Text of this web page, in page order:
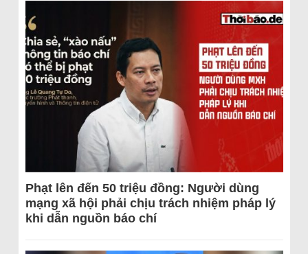
Phạt lên đến 50 triệu đồng: Người dùng
mạng xã hội phải chịu trách nhiệm pháp lý
khi dẫn nguồn báo chí